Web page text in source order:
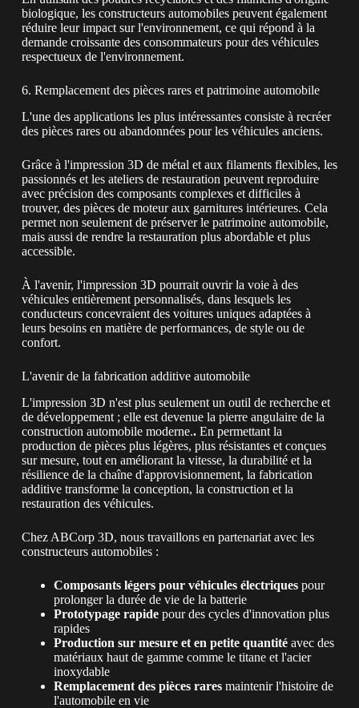
biologique, les constructeurs automobiles peuvent également
réduire leur impact sur l'environnement, ce qui répond à la
demande croissante des consommateurs pour des véhicules
respectueux de l'environnement.
6. Remplacement des pièces rares et patrimoine automobile
L'une des applications les plus intéressantes consiste à recréer
des pièces rares ou abandonnées pour les véhicules anciens.
Grâce à l'impression 3D de métal et aux filaments flexibles, les
passionnés et les ateliers de restauration peuvent reproduire
avec précision des composants complexes et difficiles à
trouver, des pièces de moteur aux garnitures intérieures. Cela
permet non seulement de préserver le patrimoine automobile,
mais aussi de rendre la restauration plus abordable et plus
accessible.
À l'avenir, l'impression 3D pourrait ouvrir la voie à des
véhicules entièrement personnalisés, dans lesquels les
conducteurs concevraient des voitures uniques adaptées à
leurs besoins en matière de performances, de style ou de
confort.
L'avenir de la fabrication additive automobile
L'impression 3D n'est plus seulement un outil de recherche et
de développement ; elle est devenue la pierre angulaire de la
construction automobile moderne..En permettant la
production de pièces plus légères, plus résistantes et conçues
sur mesure, tout en améliorant la vitesse, la durabilité et la
résilience de la chaîne d'approvisionnement, la fabrication
additive transforme la conception, la construction et la
restauration des véhicules.
Chez ABCorp 3D, nous travaillons en partenariat avec les
constructeurs automobiles :
Composants légers pour véhicules électriquespour
prolonger la durée de vie de la batterie
Prototypage rapidepour des cycles d'innovation plus
rapides
Production sur mesure et en petite quantitéavec des
matériaux haut de gamme comme le titane et l'acier
inoxydable
Remplacement des pièces raresmaintenir l'histoire de
l'automobile en vie